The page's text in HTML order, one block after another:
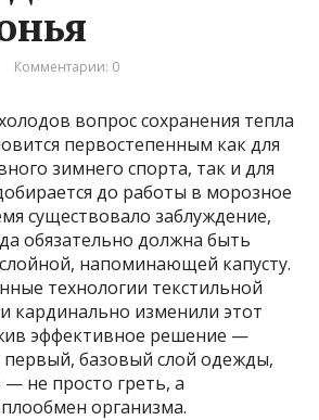
Комментарии: 0
вопрос сохранения тепла
первостепенным как для
зимнего спорта, так и для
до работы в морозное
существовало заблуждение,
обязательно должна быть
напоминающей капусту.
технологии текстильной
кардинально изменили этот
эффективное решение —
первый, базовый слой одежды,
— не просто греть, а
организма.